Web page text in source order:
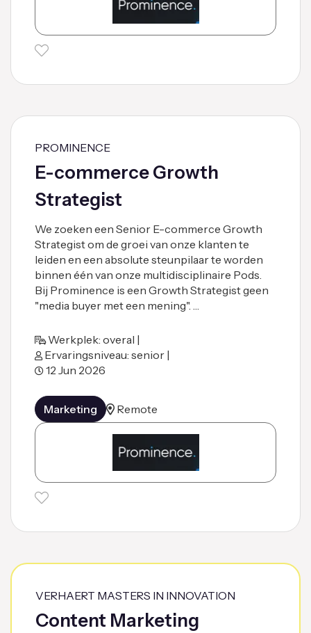
PROMINENCE
E-commerce Growth
Strategist
We zoeken een Senior E-commerce Growth
Strategist om de groei van onze klanten te
leiden en een absolute steunpilaar te worden
binnen één van onze multidisciplinaire Pods.
Bij Prominence is een Growth Strategist geen
"media buyer met een mening". …
Werkplek: overal |
Ervaringsniveau: senior |
12 Jun 2026
Marketing Remote
VERHAERT MASTERS IN INNOVATION
Content Marketing